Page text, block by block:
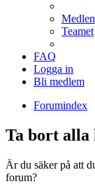
Teamet
FAQ
Logga in
Bli medlem
Forumindex
Ta bort alla
Är du säker på att
forum?